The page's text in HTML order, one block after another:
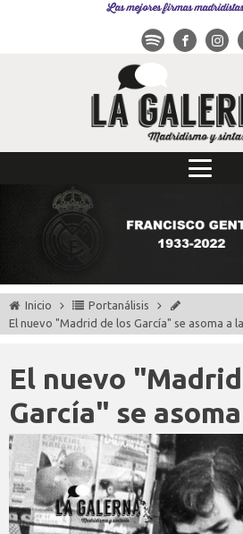
Las mejores firmas
Inicio
Portanálisis
El nuevo "Madrid de los García" se asoma a
El nuevo
García" se